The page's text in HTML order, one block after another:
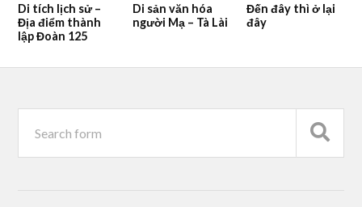
Di tích lịch sử –
Địa điểm thành
lập Đoàn 125
Di sản văn hóa
người Mạ – Tà Lài
Đến đây thì ở lại
đây